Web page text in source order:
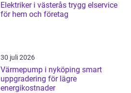
Elektriker i västerås trygg elservice
för hem och företag
30 juli 2026
Värmepump i nyköping smart
uppgradering för lägre
energikostnader